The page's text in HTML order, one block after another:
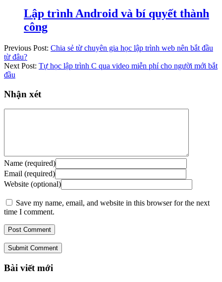
Lập trình Android và bí quyết thành
công
Previous Post: Chia sẻ từ chuyên gia học lập trình web nên bắt đầu
từ đâu?
Next Post: Tự học lập trình C qua video miễn phí cho người mới bắt
đầu
Nhận xét
Name (required)
Email (required)
Website (optional)
Save my name, email, and website in this browser for the next
time I comment.
Submit Comment
Bài viết mới